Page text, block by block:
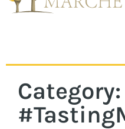
Category: